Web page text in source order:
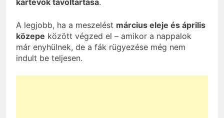
A legjobb, ha a meszelést március eleje és április
közepe között végzed el – amikor a nappalok
már enyhülnek, de a fák rügyezése még nem
indult be teljesen.